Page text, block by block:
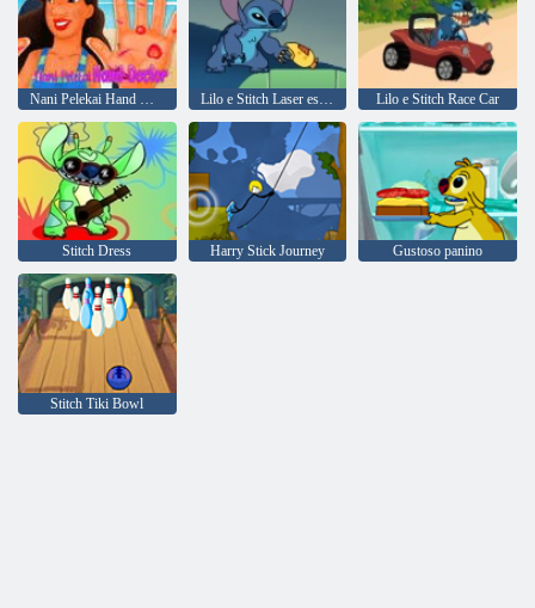
Nani Pelekai Hand Doctor Lilo e Stitch Laser esplosione Lilo e Stitch Race Car
Stitch Dress Harry Stick Journey Gustoso panino
Stitch Tiki Bowl